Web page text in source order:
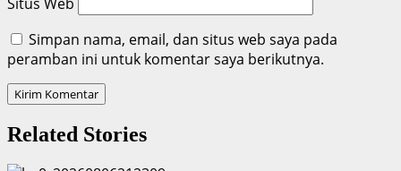
Simpan nama, email, dan situs web saya pada
peramban ini untuk komentar saya berikutnya.
Related Stories